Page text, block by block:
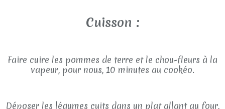
Cuisson :
Faire cuire les pommes de terre et le chou-fleurs à la
vapeur, pour nous, 10 minutes au cookéo.
Déposer les légumes cuits dans un plat allant au four,